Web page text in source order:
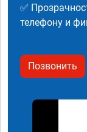
✅
телефону и
Позвонить